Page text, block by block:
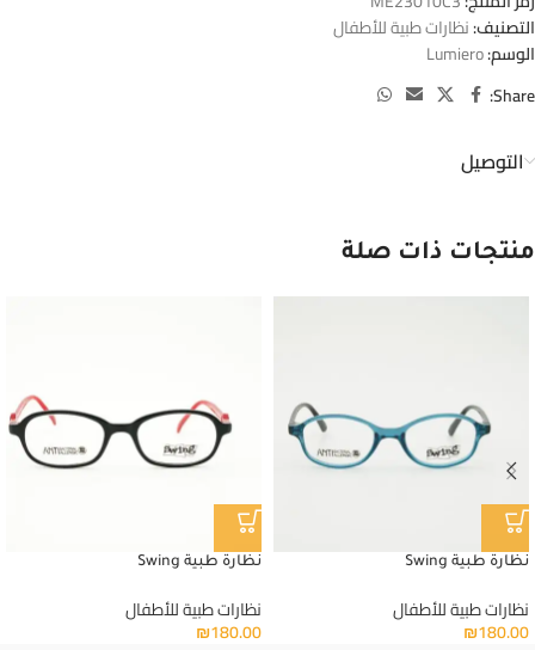
التصنيف:نظارات طبية للأطفال
الوسم:Lumiero
Share:
التوصيل
منتجات ذات صلة
نظارة طبية Swing
نظارات طبية للأطفال
₪180.00
نظارة طبية Swing
نظارات طبية للأطفال
₪180.00